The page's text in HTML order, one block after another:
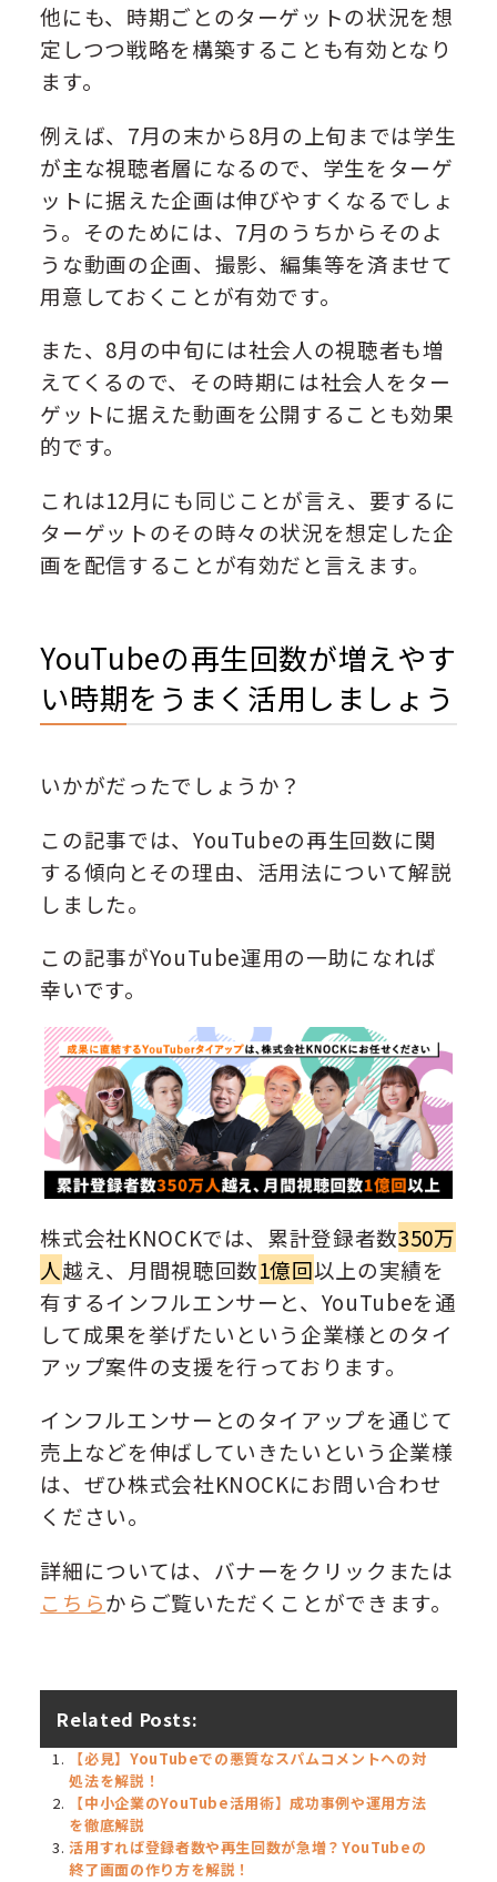
他にも、時期ごとのターゲットの状況を想
定しつつ戦略を構築することも有効となり
ます。
例えば、7月の末から8月の上旬までは学生
が主な視聴者層になるので、学生をターゲ
ットに据えた企画は伸びやすくなるでしょ
う。そのためには、7月のうちからそのよ
うな動画の企画、撮影、編集等を済ませて
用意しておくことが有効です。
また、8月の中旬には社会人の視聴者も増
えてくるので、その時期には社会人をター
ゲットに据えた動画を公開することも効果
的です。
これは12月にも同じことが言え、要するに
ターゲットのその時々の状況を想定した企
画を配信することが有効だと言えます。
YouTubeの再生回数が増えやす
い時期をうまく活用しましょう
いかがだったでしょうか？
この記事では、YouTubeの再生回数に関
する傾向とその理由、活用法について解説
しました。
この記事がYouTube運用の一助になれば
幸いです。
株式会社KNOCKでは、累計登録者数350万
人越え、月間視聴回数1億回以上の実績を
有するインフルエンサーと、YouTubeを通
して成果を挙げたいという企業様とのタイ
アップ案件の支援を行っております。
インフルエンサーとのタイアップを通じて
売上などを伸ばしていきたいという企業様
は、ぜひ株式会社KNOCKにお問い合わせ
ください。
詳細については、バナーをクリックまたは
こちらからご覧いただくことができます。
Related Posts:
【必見】YouTubeでの悪質なスパムコメントへの対
処法を解説！
【中小企業のYouTube活用術】成功事例や運用方法
を徹底解説
活用すれば登録者数や再生回数が急増？YouTubeの
終了画面の作り方を解説！